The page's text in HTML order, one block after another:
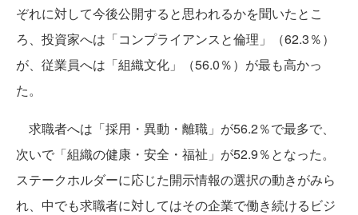
ぞれに対して今後公開すると思われるかを聞いたとこ
ろ、投資家へは「コンプライアンスと倫理」（62.3％）
が、従業員へは「組織文化」（56.0％）が最も高かっ
た。
求職者へは「採用・異動・離職」が56.2％で最多で、
次いで「組織の健康・安全・福祉」が52.9％となった。
ステークホルダーに応じた開示情報の選択の動きがみら
れ、中でも求職者に対してはその企業で働き続けるビジ